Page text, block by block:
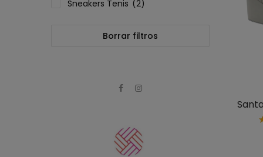
Sneakers Tenis (2)
Borrar filtros